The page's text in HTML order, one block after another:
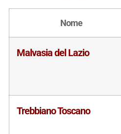
Nome
Malvasia del Lazio
Trebbiano Toscano